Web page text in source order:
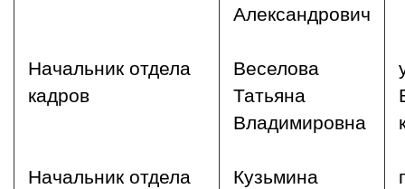
Александрович
Начальник отдела
кадров
Веселова
Татьяна
Владимировна
Начальник отдела
Кузьмина